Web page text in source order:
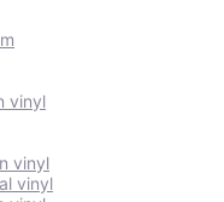
vinyl
vinyl
vinyl